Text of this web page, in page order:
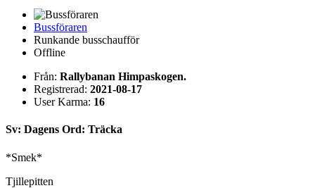
Bussföraren
Runkande busschaufför
Offline
Från: Rallybanan Himpaskogen.
Registrerad: 2021-08-17
User Karma: 16
Sv: Dagens Ord: Träcka
*Smek*
Tjillepitten